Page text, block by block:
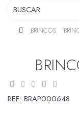
BRINCOS
REF: BRAP000648